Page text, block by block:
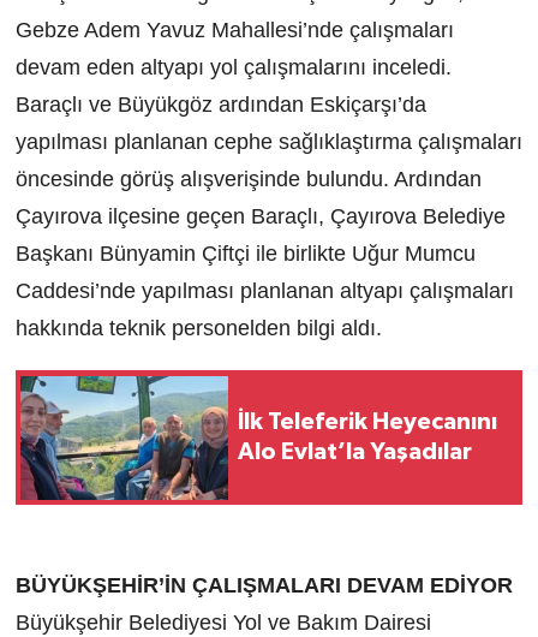
Gebze Adem Yavuz Mahallesi’nde çalışmaları
devam eden altyapı yol çalışmalarını inceledi.
Baraçlı ve Büyükgöz ardından Eskiçarşı’da
yapılması planlanan cephe sağlıklaştırma çalışmaları
öncesinde görüş alışverişinde bulundu. Ardından
Çayırova ilçesine geçen Baraçlı, Çayırova Belediye
Başkanı Bünyamin Çiftçi ile birlikte Uğur Mumcu
Caddesi’nde yapılması planlanan altyapı çalışmaları
hakkında teknik personelden bilgi aldı.
İlk Teleferik Heyecanını
Alo Evlat’la Yaşadılar
BÜYÜKŞEHİR’İN ÇALIŞMALARI DEVAM EDİYOR
Büyükşehir Belediyesi Yol ve Bakım Dairesi